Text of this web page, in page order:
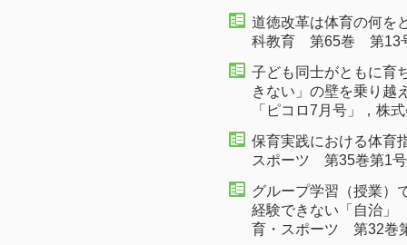
道徳改革は体育の何
科教育 第65巻 第13
子ども同士がともに育
きない」の壁を乗り
「ピコロ7月号」，株
保育実践における体
スポーツ 第35巻第1
グループ学習（授業）
経験できない「自治
育・スポーツ 第32巻